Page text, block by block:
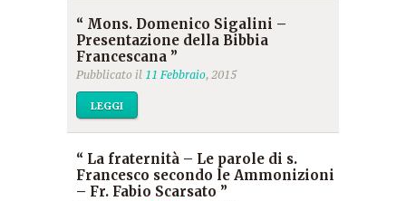
“ Mons. Domenico Sigalini –
Presentazione della Bibbia
Francescana ”
Pubblicato il 11 Febbraio, 2015
LEGGI
“ La fraternità – Le parole di s.
Francesco secondo le Ammonizioni
– Fr. Fabio Scarsato ”